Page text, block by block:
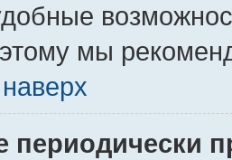
мы
периодически